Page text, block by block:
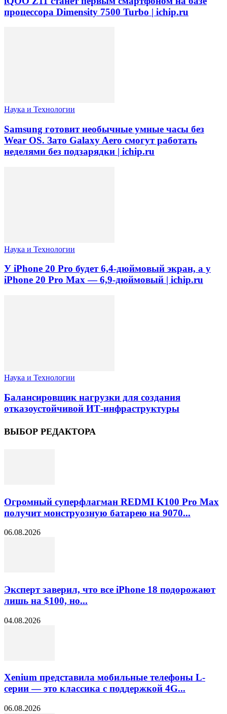
процессора Dimensity 7500 Turbo | ichip.ru
Наука и Технологии
Samsung готовит необычные умные часы без
Wear OS. Зато Galaxy Aero смогут работать
неделями без подзарядки | ichip.ru
Наука и Технологии
У iPhone 20 Pro будет 6,4-дюймовый экран, а у
iPhone 20 Pro Max — 6,9-дюймовый | ichip.ru
Наука и Технологии
Балансировщик нагрузки для создания
отказоустойчивой ИТ-инфраструктуры
ВЫБОР РЕДАКТОРА
Огромный суперфлагман REDMI K100 Pro Max
получит монструозную батарею на 9070...
06.08.2026
Эксперт заверил, что все iPhone 18 подорожают
лишь на $100, но...
04.08.2026
Xenium представила мобильные телефоны L-
серии — это классика с поддержкой 4G...
06.08.2026